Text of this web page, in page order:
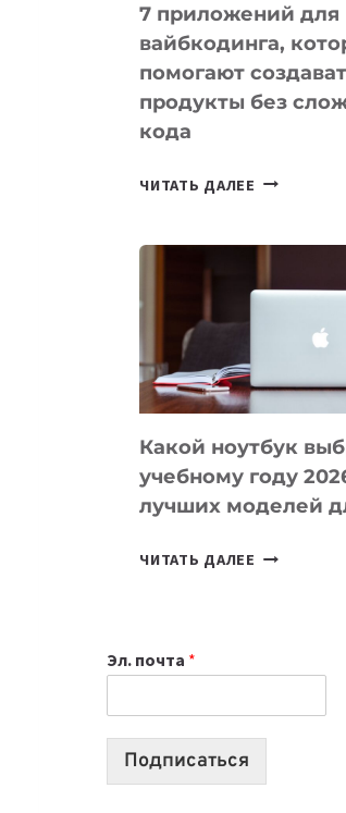
7 приложений для
вайбкодинга,
помогают
продукты без
кода
ЧИТАТЬ ДАЛЕЕ
КОТОРЫЕ
СОЗДАВАТЬ
БЕЗ
КОДА
Какой ноутбук
учебному году
лучших моделей
ЧИТАТЬ ДАЛЕЕ КАКОЙ
2026:
10
Эл. почта *
Подписаться